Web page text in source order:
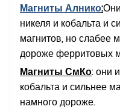
Магниты Алнико:
никеля и кобальта и
магнитов, но слабее
дороже ферритовых
Магниты СмКо: они
кобальта и сильнее
намного дороже.